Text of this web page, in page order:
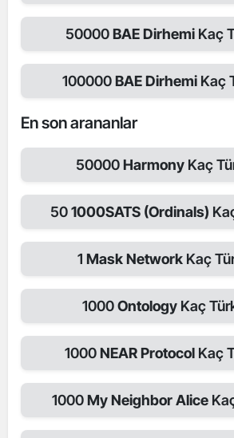
50000BAE DirhemiKaç
100000BAE Dirhemi Kaç
En son arananlar
50000Harmony Kaç
501000SATS (Ordinals)
1 Mask Network Kaç
1000Ontology Kaç
1000NEAR Protocol Kaç
1000My Neighbor Alice